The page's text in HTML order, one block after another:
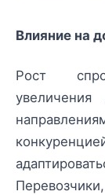
Влияние на
Рост